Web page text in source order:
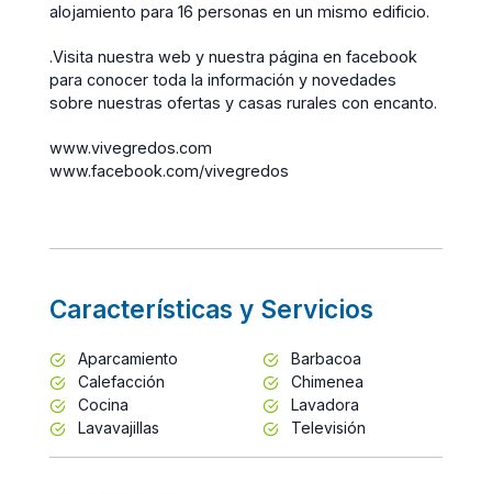
alojamiento para 16 personas en un mismo edificio.
.Visita nuestra web y nuestra página en facebook
para conocer toda la información y novedades
sobre nuestras ofertas y casas rurales con encanto.
www.vivegredos.com
www.facebook.com/vivegredos
Características y Servicios
Aparcamiento
Barbacoa
Calefacción
Chimenea
Cocina
Lavadora
Lavavajillas
Televisión